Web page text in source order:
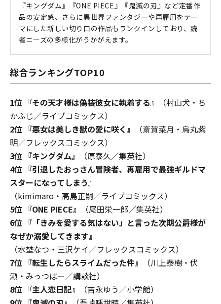
『キングダム』『ONE PIECE』『鬼滅の刃』など定番作
品の安定感、さらに異世界ファンタジーや再雇用をテー
マにした新しい切り口の作品もランクインしており、読
者ニーズの多様化がうかがえます。
総合ランキングTOP10
1位 『その天才様は偽装彼女に執着する』
（村山犬・ち
かふじ／ライブコミックス）
2位 『悪女は美しき獣の愛に咲く』
（斎賀菜月・烏丸紫
明／フレックスコミックス）
3位 『キングダム』
（原泰久／集英社）
4位 『引退したおっさん冒険者、再雇用で最強ギルドマ
スターになってしまう』
（kimimaro・高島正嗣／ライブコミックス）
5位 『ONE PIECE』
（尾田栄一郎／集英社）
6位 『「きみを愛する気はない」と言った次期公爵様が
なぜか溺愛してきます』
（水埜なつ・三沢ケイ／フレックスコミックス）
7位 『転生したらスライムだった件』
（川上泰樹・伏
瀬・みっつばー／講談社）
8位 『主人恋日記』
（吉永ゆう／小学館）